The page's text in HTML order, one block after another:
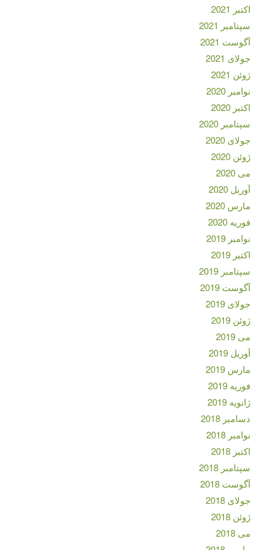
اکتبر 2021
سپتامبر 2021
آگوست 2021
جولای 2021
ژوئن 2021
نوامبر 2020
اکتبر 2020
سپتامبر 2020
جولای 2020
ژوئن 2020
می 2020
آوریل 2020
مارس 2020
فوریه 2020
نوامبر 2019
اکتبر 2019
سپتامبر 2019
آگوست 2019
جولای 2019
ژوئن 2019
می 2019
آوریل 2019
مارس 2019
فوریه 2019
ژانویه 2019
دسامبر 2018
نوامبر 2018
اکتبر 2018
سپتامبر 2018
آگوست 2018
جولای 2018
ژوئن 2018
می 2018